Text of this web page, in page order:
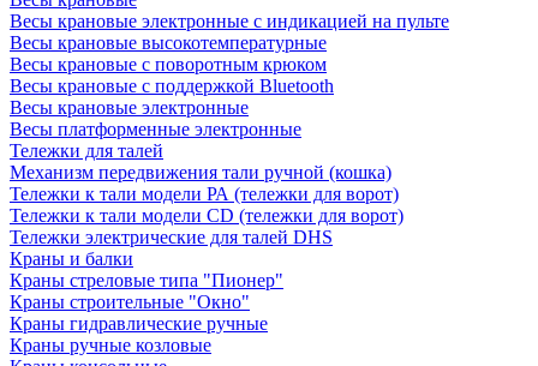
Весы крановые электронные с индикацией на пульте
Весы крановые высокотемпературные
Весы крановые с поворотным крюком
Весы крановые с поддержкой Bluetooth
Весы крановые электронные
Весы платформенные электронные
Тележки для талей
Механизм передвижения тали ручной (кошка)
Тележки к тали модели РА (тележки для ворот)
Тележки к тали модели CD (тележки для ворот)
Тележки электрические для талей DHS
Краны и балки
Краны стреловые типа "Пионер"
Краны строительные "Окно"
Краны гидравлические ручные
Краны ручные козловые